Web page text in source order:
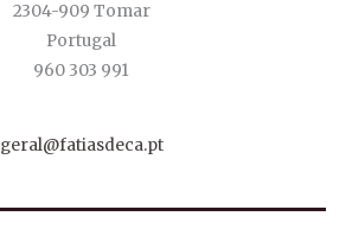
2304-909 Tomar
Portugal
960 303 991
geral@fatiasdeca.pt